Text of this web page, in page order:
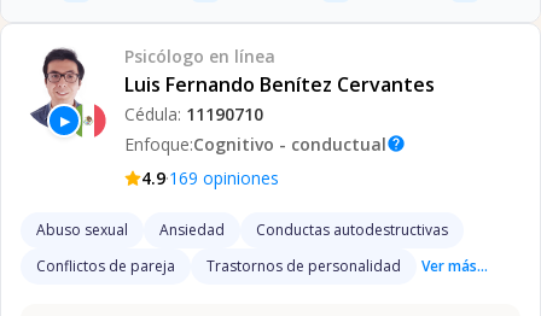
▶
Psicólogo en línea
Luis Fernando Benítez Cervantes
Cédula: 11190710
Enfoque:Cognitivo - conductualhelp
4.9·169 opiniones
Abuso sexual Ansiedad
Conductas autodestructivas
Conflictos de pareja
Trastornos de personalidad Ver más...